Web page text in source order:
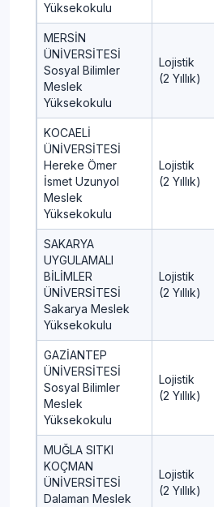
Yüksekokulu
MERSİN
ÜNİVERSİTESİ
Sosyal Bilimler
Meslek
Yüksekokulu
Lojistik
(2 Yıllık)
KOCAELİ
ÜNİVERSİTESİ
Hereke Ömer
İsmet Uzunyol
Meslek
Yüksekokulu
Lojistik
(2 Yıllık)
SAKARYA
UYGULAMALI
BİLİMLER
ÜNİVERSİTESİ
Sakarya Meslek
Yüksekokulu
Lojistik
(2 Yıllık)
GAZİANTEP
ÜNİVERSİTESİ
Sosyal Bilimler
Meslek
Yüksekokulu
Lojistik
(2 Yıllık)
MUĞLA SITKI
KOÇMAN
ÜNİVERSİTESİ
Dalaman Meslek
Lojistik
(2 Yıllık)